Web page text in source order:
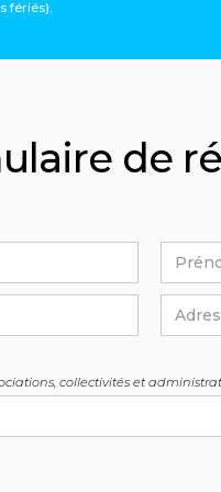
fériés).
de
collectivités et